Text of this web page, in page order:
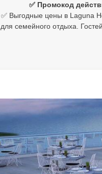
✅ Промокод
✅ Выгодные цены в Laguna
семейного отдыха.